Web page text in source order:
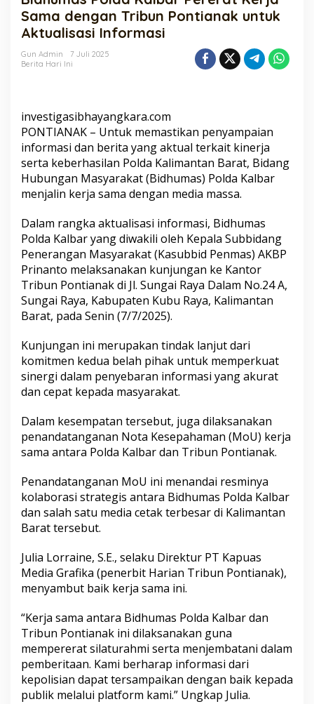
Pererat
Kerja
Sama
Informasi
Sama dengan Tribun Pontianak untuk
Aktualisasi Informasi
Gun Admin
7 Juli 2025
Berita Hari Ini
investigasibhayangkara.com
PONTIANAK – Untuk memastikan penyampaian
informasi dan berita yang aktual terkait kinerja
serta keberhasilan Polda Kalimantan Barat, Bidang
Hubungan Masyarakat (Bidhumas) Polda Kalbar
menjalin kerja sama dengan media massa.
Dalam rangka aktualisasi informasi, Bidhumas
Polda Kalbar yang diwakili oleh Kepala Subbidang
Penerangan Masyarakat (Kasubbid Penmas) AKBP
Prinanto melaksanakan kunjungan ke Kantor
Tribun Pontianak di Jl. Sungai Raya Dalam No.24 A,
Sungai Raya, Kabupaten Kubu Raya, Kalimantan
Barat, pada Senin (7/7/2025).
Kunjungan ini merupakan tindak lanjut dari
komitmen kedua belah pihak untuk memperkuat
sinergi dalam penyebaran informasi yang akurat
dan cepat kepada masyarakat.
Dalam kesempatan tersebut, juga dilaksanakan
penandatanganan Nota Kesepahaman (MoU) kerja
sama antara Polda Kalbar dan Tribun Pontianak.
Penandatanganan MoU ini menandai resminya
kolaborasi strategis antara Bidhumas Polda Kalbar
dan salah satu media cetak terbesar di Kalimantan
Barat tersebut.
Julia Lorraine, S.E., selaku Direktur PT Kapuas
Media Grafika (penerbit Harian Tribun Pontianak),
menyambut baik kerja sama ini.
“Kerja sama antara Bidhumas Polda Kalbar dan
Tribun Pontianak ini dilaksanakan guna
mempererat silaturahmi serta menjembatani dalam
pemberitaan. Kami berharap informasi dari
kepolisian dapat tersampaikan dengan baik kepada
publik melalui platform kami.” Ungkap Julia.